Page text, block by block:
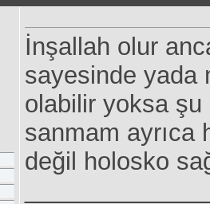
İnşallah olur
sayesinde yada
olabilir yoksa
sanmam ayrıca
değil holosko